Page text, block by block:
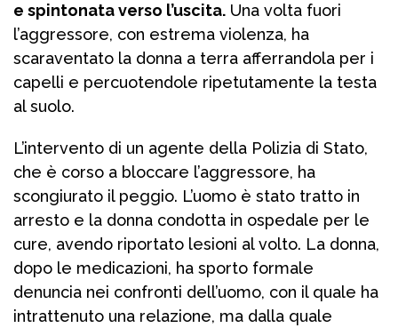
e spintonata verso l’uscita. Una volta fuori
l’aggressore, con estrema violenza, ha
scaraventato la donna a terra afferrandola per i
capelli e percuotendole ripetutamente la testa
al suolo.
L’intervento di un agente della Polizia di Stato,
che è corso a bloccare l’aggressore, ha
scongiurato il peggio. L’uomo è stato tratto in
arresto e la donna condotta in ospedale per le
cure, avendo riportato lesioni al volto. La donna,
dopo le medicazioni, ha sporto formale
denuncia nei confronti dell’uomo, con il quale ha
intrattenuto una relazione, ma dalla quale